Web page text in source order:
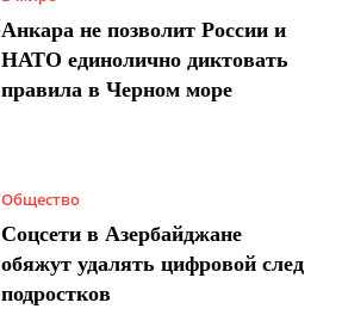
Анкара не позволит России и
НАТО единолично диктовать
правила в Черном море
Общество
Соцсети в Азербайджане
обяжут удалять цифровой след
подростков